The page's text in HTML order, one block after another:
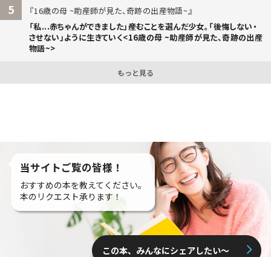
5
16歳の母 ~助産師が見た、奇跡の出産物語~
「私...赤ちゃんができました」――産むことを選んだ少女。「後悔しない・
させない」ように生きていく<16歳の母 ~助産師が見た、奇跡の出産
物語~>
もっと見る
当サイトご覧の皆様！
おすすめの本を教えてください。
本のリクエスト承ります！
この本、みんなにシェアしたい〜